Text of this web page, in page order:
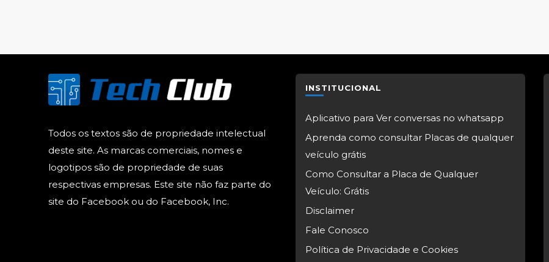
Todos os textos são de propriedade intelectual
deste site. As marcas comerciais, nomes e
logotipos são de propriedade de suas
respectivas empresas. Este site não faz parte do
site do Facebook ou do Facebook, Inc.
INSTITUCIONAL
Aplicativo para Ver conversas no whatsapp
Aprenda como consultar Placas de qualquer
veículo grátis
Como Consultar a Placa de Qualquer
Veículo: Grátis
Disclaimer
Fale Conosco
Política de Privacidade e Cookies